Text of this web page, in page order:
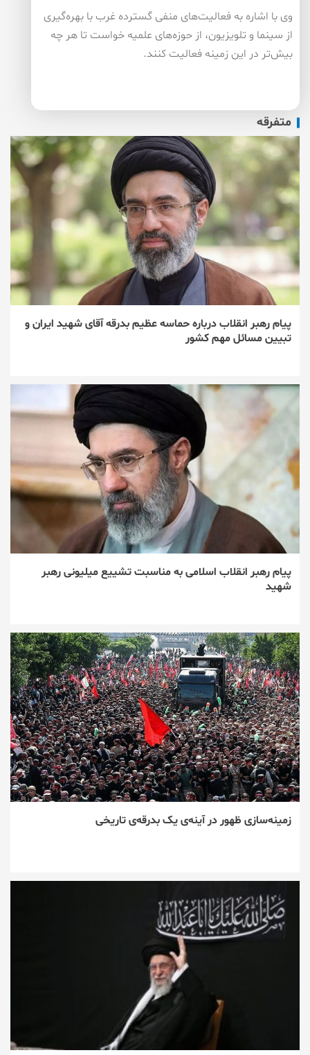
وی با اشاره به فعالیت‌های منفی گسترده غرب با بهره‌گیری
از سینما و تلویزیون، از حوزه‌های علمیه خواست تا هر چه
بیش‌تر در این زمینه فعالیت كنند.
متفرقه
پیام رهبر انقلاب درباره حماسه عظیم بدرقه آقای شهید ایران و
تبیین مسائل مهم کشور
پیام رهبر انقلاب اسلامی به مناسبت تشییع میلیونی رهبر
شهید
زمینه‌سازی ظهور در آینه‌ی یک بدرقه‌ی تاریخی